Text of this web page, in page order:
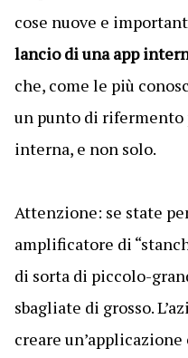
cose nuove e
lancio di una app
che, come le più
un punto di rifermento
interna, e non solo.
Attenzione: se state
amplificatore di
di sorta di piccolo-
sbagliate di grosso.
creare